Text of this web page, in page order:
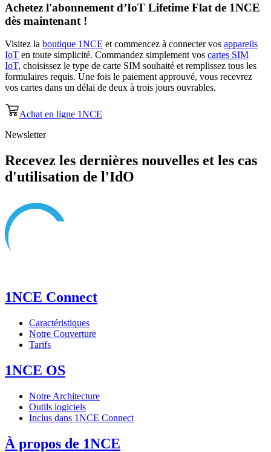
Achetez l'abonnement d’IoT Lifetime Flat de 1NCE
dès maintenant !
Visitez la boutique 1NCE et commencez à connecter vos appareils
IoT en toute simplicité. Commandez simplement vos cartes SIM
IoT, choisissez le type de carte SIM souhaité et remplissez tous les
formulaires requis. Une fois le paiement approuvé, vous recevrez
vos cartes dans un délai de deux à trois jours ouvrables.
Achat en ligne 1NCE
Newsletter
Recevez les dernières nouvelles et les cas
d'utilisation de l'IdO
1NCE Connect
Caractéristiques
Notre Couverture
Tarifs
1NCE OS
Notre Architecture
Outils logiciels
Inclus dans 1NCE Connect
À propos de 1NCE